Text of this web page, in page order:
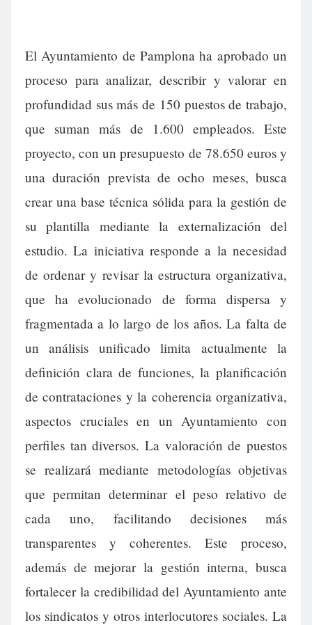
El Ayuntamiento de Pamplona ha aprobado un
proceso para analizar, describir y valorar en
profundidad sus más de 150 puestos de trabajo,
que suman más de 1.600 empleados. Este
proyecto, con un presupuesto de 78.650 euros y
una duración prevista de ocho meses, busca
crear una base técnica sólida para la gestión de
su plantilla mediante la externalización del
estudio. La iniciativa responde a la necesidad
de ordenar y revisar la estructura organizativa,
que ha evolucionado de forma dispersa y
fragmentada a lo largo de los años. La falta de
un análisis unificado limita actualmente la
definición clara de funciones, la planificación
de contrataciones y la coherencia organizativa,
aspectos cruciales en un Ayuntamiento con
perfiles tan diversos. La valoración de puestos
se realizará mediante metodologías objetivas
que permitan determinar el peso relativo de
cada uno, facilitando decisiones más
transparentes y coherentes. Este proceso,
además de mejorar la gestión interna, busca
fortalecer la credibilidad del Ayuntamiento ante
los sindicatos y otros interlocutores sociales. La